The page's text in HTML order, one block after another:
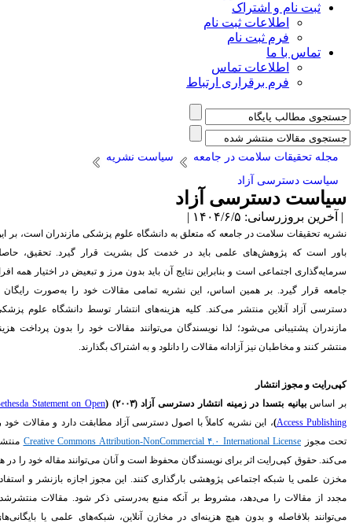
ثبت نام و اشتراک
اطلاعات ثبت نام
فرم ثبت نام
تماس با ما
اطلاعات تماس
فرم برقراری ارتباط
مجله تحقیقات سلامت در جامعه
سیاست نشریه
سیاست دسترسی آزاد
دسترسی آزاد
بروزرسانی: ۱۴۰۴/۶/۵ |
تحقیقات سلامت در جامعه که متعلق به دانشگاه علوم پزشکی مازندران است، بر این
است که پژوهش‌های علمی باید در خدمت کل بشریت قرار گیرد. تحقیق، حاصل
اجتماعی است و بنابراین نتایج آن باید بدون مرز و تبعیض در اختیار همه افراد
قرار گیرد. بر همین اساس، این نشریه تمامی مقالات خود را به‌صورت رایگان و
آزاد آنلاین منتشر می‌کند. کلیه هزینه‌های انتشار توسط دانشگاه علوم پزشکی
پشتیبانی می‌شود؛ لذا نویسندگان می‌توانند مقالات خود را بدون پرداخت هزینه
کنند و مخاطبان نیز آزادانه مقالات را دانلود و به اشتراک بگذارند
و مجوز انتشار
اساسبیانیه بتسدا در زمینه انتشار دسترسی آزاد (۲۰۰۳ ) (
Bethesda Statement on Open
Access
)، این نشریه کاملاً با اصول دسترسی آزاد مطابقت دارد و مقالات خود را
مجوزCreative Commons Attribution-NonCommercial ۴.۰ International Licenseمنتشر
حقوق کپی‌رایت اثر برای نویسندگان محفوظ است و آنان می‌توانند مقاله خود را در هر
علمی یا شبکه اجتماعی پژوهشی بارگذاری کنند. این مجوز اجازه بازنشر و استفاده
از مقالات را می‌دهد، مشروط بر آنکه منبع به‌درستی ذکر شود. مقالات منتشرشده
بلافاصله و بدون هیچ هزینه‌ای در مخازن آنلاین، شبکه‌های علمی یا بایگانی‌های